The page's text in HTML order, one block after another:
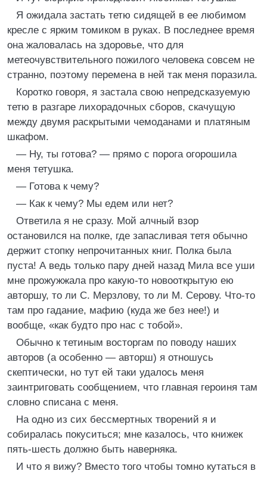
Я ожидала застать тетю сидящей в ее любимом
кресле с ярким томиком в руках. В последнее время
она жаловалась на здоровье, что для
метеочувствительного пожилого человека совсем не
странно, поэтому перемена в ней так меня поразила.
Коротко говоря, я застала свою непредсказуемую
тетю в разгаре лихорадочных сборов, скачущую
между двумя раскрытыми чемоданами и платяным
шкафом.
— Ну, ты готова? — прямо с порога огорошила
меня тетушка.
— Готова к чему?
— Как к чему? Мы едем или нет?
Ответила я не сразу. Мой алчный взор
остановился на полке, где запасливая тетя обычно
держит стопку непрочитанных книг. Полка была
пуста! А ведь только пару дней назад Мила все уши
мне прожужжала про какую-то новооткрытую ею
авторшу, то ли С. Мерзлову, то ли М. Серову. Что-то
там про гадание, мафию (куда же без нее!) и
вообще, «как будто про нас с тобой».
Обычно к тетиным восторгам по поводу наших
авторов (а особенно — авторш) я отношусь
скептически, но тут ей таки удалось меня
заинтриговать сообщением, что главная героиня там
словно списана с меня.
На одно из сих бессмертных творений я и
собиралась покуситься; мне казалось, что книжек
пять-шесть должно быть наверняка.
И что я вижу? Вместо того чтобы томно кутаться в